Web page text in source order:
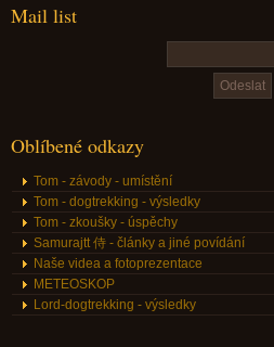
Mail list
Oblíbené odkazy
Tom - závody - umístění
Tom - dogtrekking - výsledky
Tom - zkoušky - úspěchy
Samurajtt 侍 - články a jiné povídání
Naše videa a fotoprezentace
METEOSKOP
Lord-dogtrekking - výsledky